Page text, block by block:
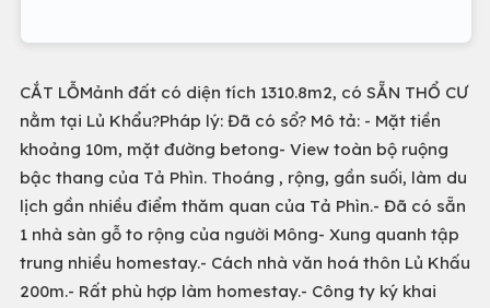
CẮT LỖMảnh đất có diện tích 1310.8m2, có SẴN THỔ CƯ
nằm tại Lủ Khẩu?Pháp lý: Đã có sổ? Mô tả: - Mặt tiền
khoảng 10m, mặt đường betong- View toàn bộ ruộng
bậc thang của Tả Phìn. Thoáng , rộng, gần suối, làm du
lịch gần nhiều điểm thăm quan của Tả Phìn.- Đã có sẵn
1 nhà sàn gỗ to rộng của người Mông- Xung quanh tập
trung nhiều homestay.- Cách nhà văn hoá thôn Lủ Khấu
200m.- Rất phù hợp làm homestay.- Công ty ký khai